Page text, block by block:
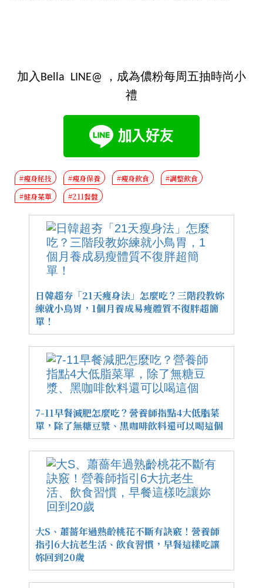
加入Bella LINE@ ，成為儂粉每周五抽時尚小
禮
#瘦身秘技 #瘦身保養 #瘦身飲食
#調整飲食
#健身菜單
#211餐盤
日韓超夯「21天瘦身法」怎麼吃？三階段教妳
練就小鳥胃，1個月養成易瘦體質不復胖超簡
單！
7-11早餐減肥怎麼吃？營養師指點4大低脂菜
單，除了無糖豆漿、黑咖啡飲料還可以喝這個
大S、蕭薔年過熟齡桃花不斷有訣竅！營養師
指引6大抗老生活、飲食習慣，早餐這樣吃讓
妳回到20歲